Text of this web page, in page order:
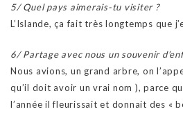
5/ Quel pays aimerais-tu visiter ?
L’Islande, ça fait très longtemps que
6/ Partage avec nous un souvenir
Nous avions, un grand arbre, on
qu’il doit avoir un vrai nom ), parce
l’année il fleurissait et donnait des «